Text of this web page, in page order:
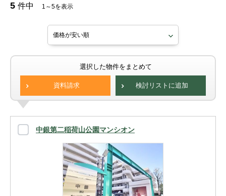
5 件中 1～5を表示
選択した物件をまとめて
資料請求 検討リストに追加
中銀第二稲荷山公園マンシオン